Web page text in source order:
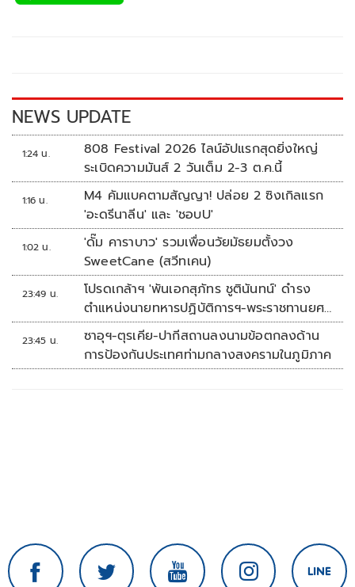
k k
NEWS UPDATE
1:24 น.
808 Festival 2026 ไลน์อัปแรกสุดยิ่งใหญ่
ระเบิดความมันส์ 2 วันเต็ม 2-3 ต.ค.นี้
1:16 น.
M4 คัมแบคตามสัญญา! ปล่อย 2 ซิงเกิลแรก
'อะดรีนาลีน' และ 'ชอบU'
1:02 น.
'ดั๊ม คาราบาว' รวมเพื่อนวัยมัธยมตั้งวง
SweetCane (สวีทเคน)
23:49 น.
โปรดเกล้าฯ 'พันเอกสุภัทร ชูตินันทน์' ดำรง
ตำแหน่งนายทหารปฏิบัติการฯ-พระราชทานยศ
'พลตรี'
23:45 น.
ซาอุฯ-ตุรเคีย-ปากีสถานลงนามข้อตกลงด้าน
การป้องกันประเทศท่ามกลางสงครามในภูมิภาค